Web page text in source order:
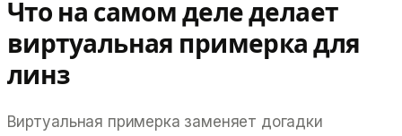
Что на самом деле делает
виртуальная примерка для
линз
Виртуальная примерка заменяет догадки